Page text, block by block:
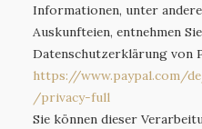
Informationen, unter
Auskunfteien, entnehmen
Datenschutzerklärung von
https://www.paypal.com/de
/privacy-full
Sie können dieser